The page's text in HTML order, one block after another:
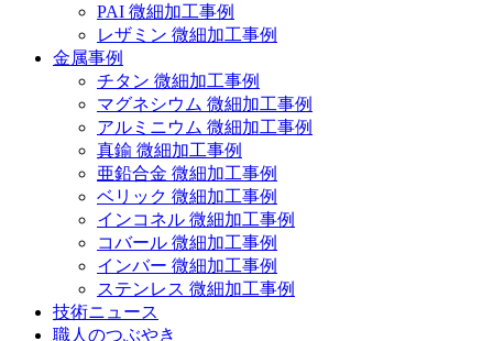
PAI 微細加工事例
レザミン 微細加工事例
金属事例
チタン 微細加工事例
マグネシウム 微細加工事例
アルミニウム 微細加工事例
真鍮 微細加工事例
亜鉛合金 微細加工事例
ベリック 微細加工事例
インコネル 微細加工事例
コバール 微細加工事例
インバー 微細加工事例
ステンレス 微細加工事例
技術ニュース
職人のつぶやき